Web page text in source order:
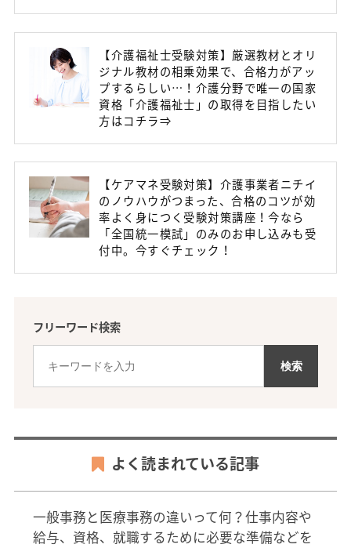
【介護福祉士受験対策】厳選教材とオリ
ジナル教材の相乗効果で、合格力がアッ
プするらしい…！介護分野で唯一の国家
資格「介護福祉士」の取得を目指したい
方はコチラ⇒
【ケアマネ受験対策】介護事業者ニチイ
のノウハウがつまった、合格のコツが効
率よく身につく受験対策講座！今なら
「全国統一模試」のみのお申し込みも受
付中。今すぐチェック！
フリーワード検索
よく読まれている記事
一般事務と医療事務の違いって何？仕事内容や
給与、資格、就職するために必要な準備などを